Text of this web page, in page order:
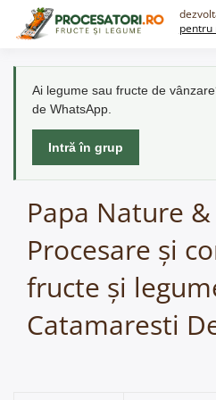
pentru
Ai legume sau fructe de
de WhatsApp.
Intră în grup
Papa Nature &
Procesare și
fructe și
Catamaresti